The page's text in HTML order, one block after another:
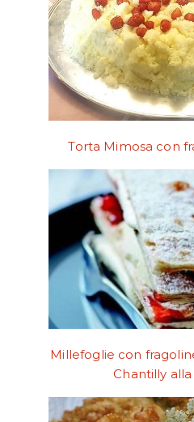
Torta Mimosa con
Millefoglie con
Chantilly